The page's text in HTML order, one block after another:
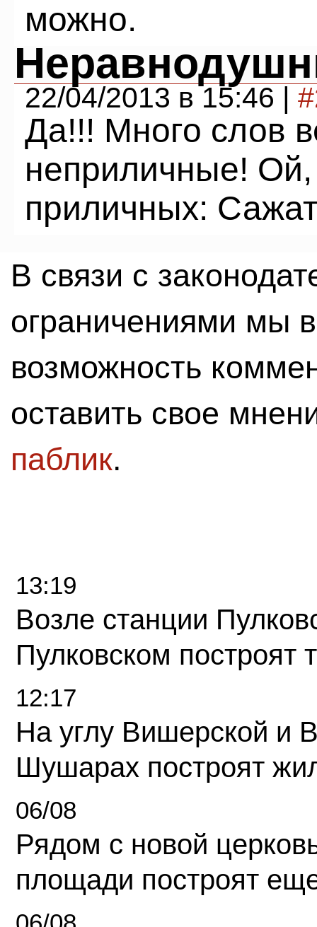
можно.
22/04/2013 в 15:46 |
Да!!! Много слов
неприличные!
приличных:
В связи с
ограничениями мы
возможность
оставить свое
паблик.
13:19
Возле станции
Пулковском построят
12:17
На углу Вишерской и
Шушарах построят
06/08
Рядом с новой
площади построят